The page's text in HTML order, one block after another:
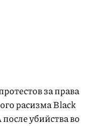
за права
расизма Black
убийства во